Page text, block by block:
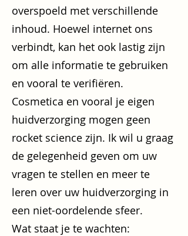
overspoeld met verschillende
inhoud. Hoewel internet ons
verbindt, kan het ook lastig zijn
om alle informatie te gebruiken
en vooral te verifiëren.
Cosmetica en vooral je eigen
huidverzorging mogen geen
rocket science zijn. Ik wil u graag
de gelegenheid geven om uw
vragen te stellen en meer te
leren over uw huidverzorging in
een niet-oordelende sfeer.
Wat staat je te wachten: